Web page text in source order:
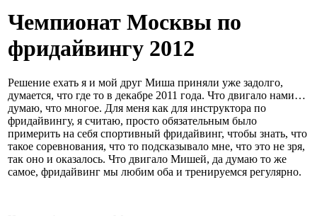
Чемпионат Москвы по
фридайвингу 2012
Решение ехать я и мой друг Миша приняли уже задолго,
думается, что где то в декабре 2011 года. Что двигало нами…
думаю, что многое. Для меня как для инструктора по
фридайвингу, я считаю, просто обязательным было
примерить на себя спортивный фридайвинг, чтобы знать, что
такое соревнования, что то подсказывало мне, что это не зря,
так оно и оказалось. Что двигало Мишей, да думаю то же
самое, фридайвинг мы любим оба и тренируемся регулярно.